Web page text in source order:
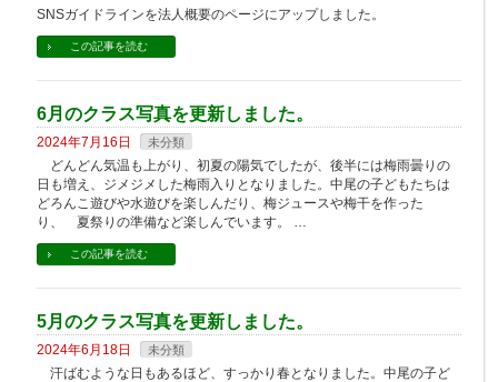
SNSガイドラインを法人概要のページにアップしました。
この記事を読む
6月のクラス写真を更新しました。
2024年7月16日 未分類
どんどん気温も上がり、初夏の陽気でしたが、後半には梅雨曇りの
日も増え、ジメジメした梅雨入りとなりました。中尾の子どもたちは
どろんこ遊びや水遊びを楽しんだり、梅ジュースや梅干を作った
り、 夏祭りの準備など楽しんでいます。 …
この記事を読む
5月のクラス写真を更新しました。
2024年6月18日 未分類
汗ばむような日もあるほど、すっかり春となりました。中尾の子ど